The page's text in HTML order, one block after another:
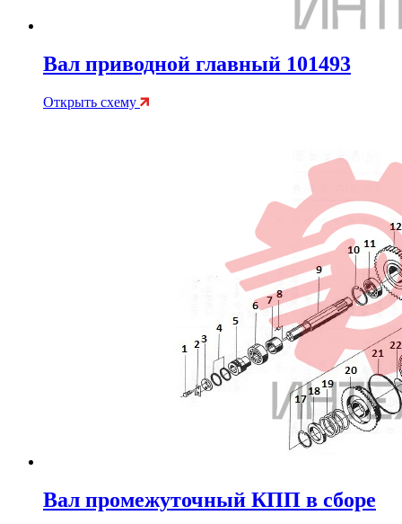
Вал приводной главный 101493
Открыть схему
Вал промежуточный КПП в сборе